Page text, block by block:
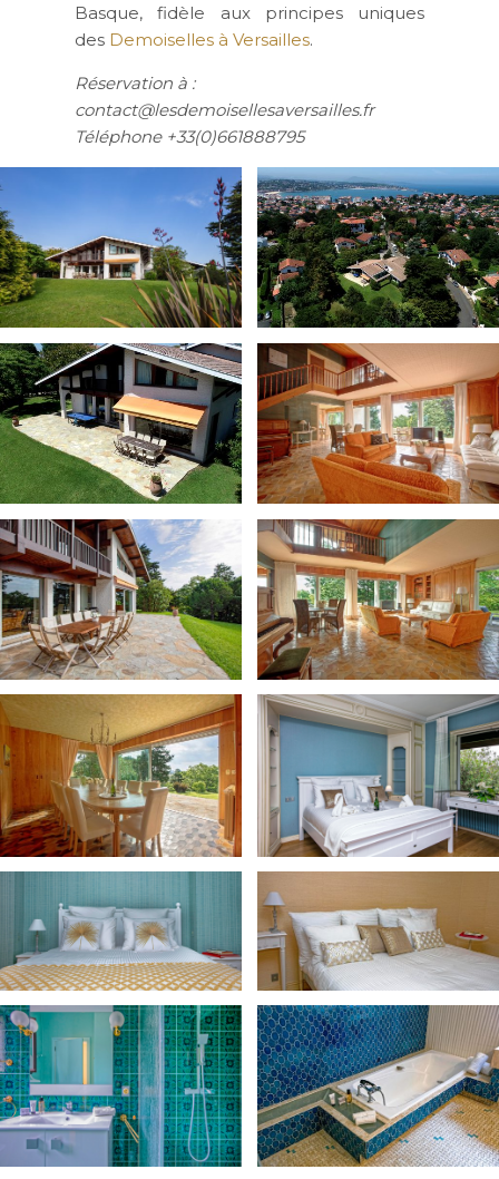
Basque, fidèle aux principes uniques
des Demoiselles à Versailles.
Réservation à :
contact@lesdemoisellesaversailles.fr
Téléphone +33(0)661888795